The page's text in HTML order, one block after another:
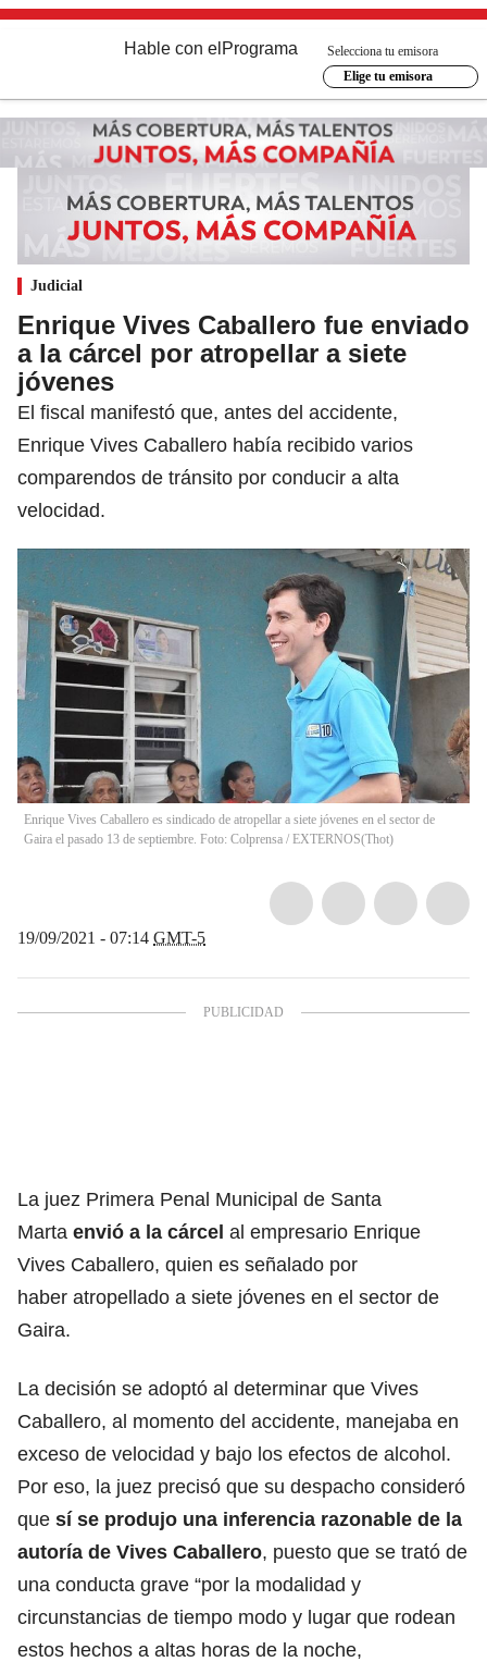
Hable con el Programa
Selecciona tu emisora
Elige tu emisora
Judicial
Enrique Vives Caballero fue enviado
a la cárcel por atropellar a siete
jóvenes
El fiscal manifestó que, antes del accidente,
Enrique Vives Caballero había recibido varios
comparendos de tránsito por conducir a alta
velocidad.
Enrique Vives Caballero es sindicado de atropellar a siete jóvenes en el sector de
Gaira el pasado 13 de septiembre. Foto: Colprensa / EXTERNOS(Thot)
19/09/2021 - 07:14 GMT-5
La juez Primera Penal Municipal de Santa
Marta envió a la cárcel al empresario Enrique
Vives Caballero, quien es señalado por
haber atropellado a siete jóvenes en el sector de
Gaira.
La decisión se adoptó al determinar que Vives
Caballero, al momento del accidente, manejaba en
exceso de velocidad y bajo los efectos de alcohol.
Por eso, la juez precisó que su despacho consideró
que sí se produjo una inferencia razonable de la
autoría de Vives Caballero, puesto que se trató de
una conducta grave “por la modalidad y
circunstancias de tiempo modo y lugar que rodean
estos hechos a altas horas de la noche,